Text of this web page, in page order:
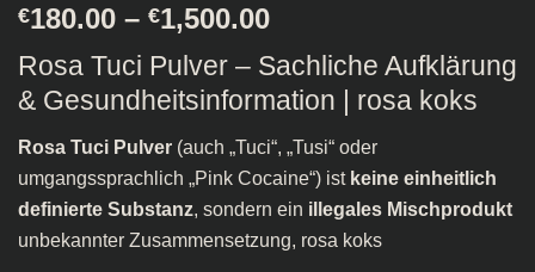
out of 5
based on
customer
ratings
€180.00 – €1,500.00Price
€180.00
through
€1,500.00
Rosa Tuci Pulver – Sachliche Aufklärung
& Gesundheitsinformation | rosa koks​
Rosa Tuci Pulver (auch „Tuci“, „Tusi“ oder
umgangssprachlich „Pink Cocaine“) ist keine einheitlich
definierte Substanz, sondern ein illegales Mischprodukt
unbekannter Zusammensetzung, rosa koks​